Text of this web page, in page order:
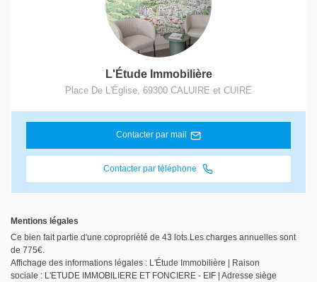
L'Étude Immobilière
Place De L'Église, 69300 CALUIRE et CUIRE
Contacter par mail
Contacter par téléphone
Mentions légales
Ce bien fait partie d'une copropriété de 43 lots.Les charges annuelles sont
de 775€.
Affichage des informations légales : L'Étude Immobilière | Raison
sociale : L'ETUDE IMMOBILIERE ET FONCIERE - EIF | Adresse siège